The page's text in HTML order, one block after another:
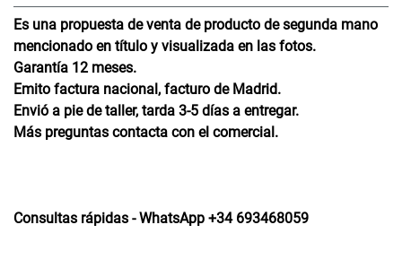
Es una propuesta de venta de producto de segunda mano
mencionado en título y visualizada en las fotos.
Garantía 12 meses.
Emito factura nacional, facturo de Madrid.
Envió a pie de taller, tarda 3-5 días a entregar.
Más preguntas contacta con el comercial.
Consultas rápidas - WhatsApp +34 693468059